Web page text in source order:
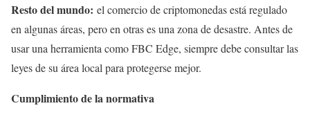
Resto del mundo: el comercio de criptomonedas está regulado
en algunas áreas, pero en otras es una zona de desastre. Antes de
usar una herramienta como FBC Edge, siempre debe consultar las
leyes de su área local para protegerse mejor.
Cumplimiento de la normativa